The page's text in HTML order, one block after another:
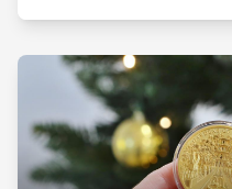
včetně vzácných
groše.